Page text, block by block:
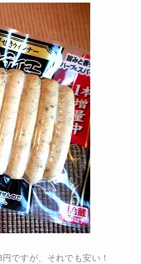
ですが、それでも安い！